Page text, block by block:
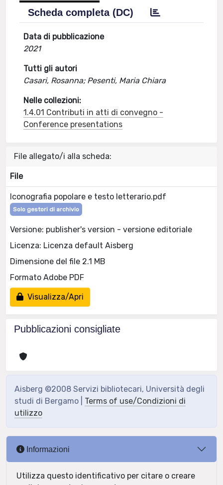
Scheda completa (DC)
Data di pubblicazione
2021
Tutti gli autori
Casari, Rosanna; Pesenti, Maria Chiara
Nelle collezioni:
1.4.01 Contributi in atti di convegno -
Conference presentations
File allegato/i alla scheda:
File
Iconografia popolare e testo letterario.pdf
Solo gestori di archivio
Versione: publisher's version - versione editoriale
Licenza: Licenza default Aisberg
Dimensione del file 2.1 MB
Formato Adobe PDF
Visualizza/Apri
Pubblicazioni consigliate
Aisberg ©2008 Servizi bibliotecari, Università degli
studi di Bergamo | Terms of use/Condizioni di
utilizzo
Informazioni
Utilizza questo identificativo per citare o creare